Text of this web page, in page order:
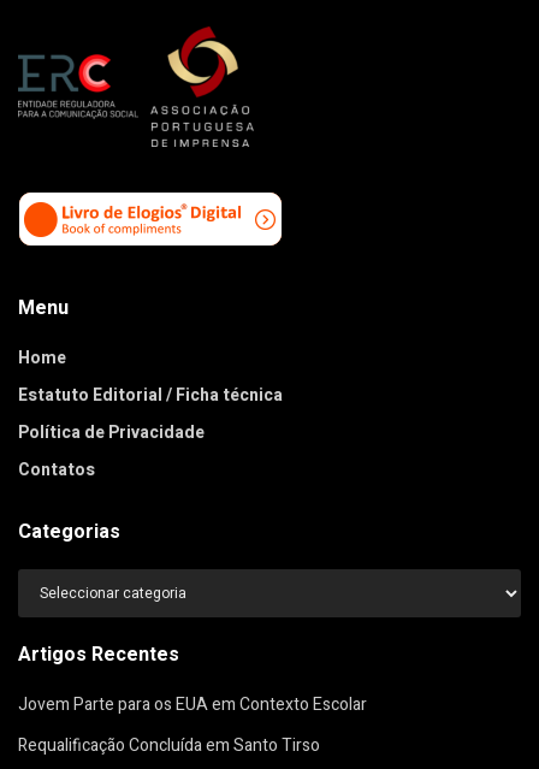
Menu
Home
Estatuto Editorial / Ficha técnica
Política de Privacidade
Contatos
Categorias
Categorias
Artigos Recentes
Jovem Parte para os EUA em Contexto Escolar
Requalificação Concluída em Santo Tirso